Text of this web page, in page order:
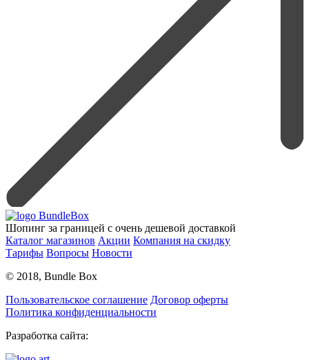
Шопинг за границей с очень дешевой доставкой
Каталог магазинов Акции Компания на скидку
Тарифы Вопросы Новости
© 2018, Bundle Box
Пользовательское соглашение Договор оферты
Политика конфиденциальности
Разработка сайта: